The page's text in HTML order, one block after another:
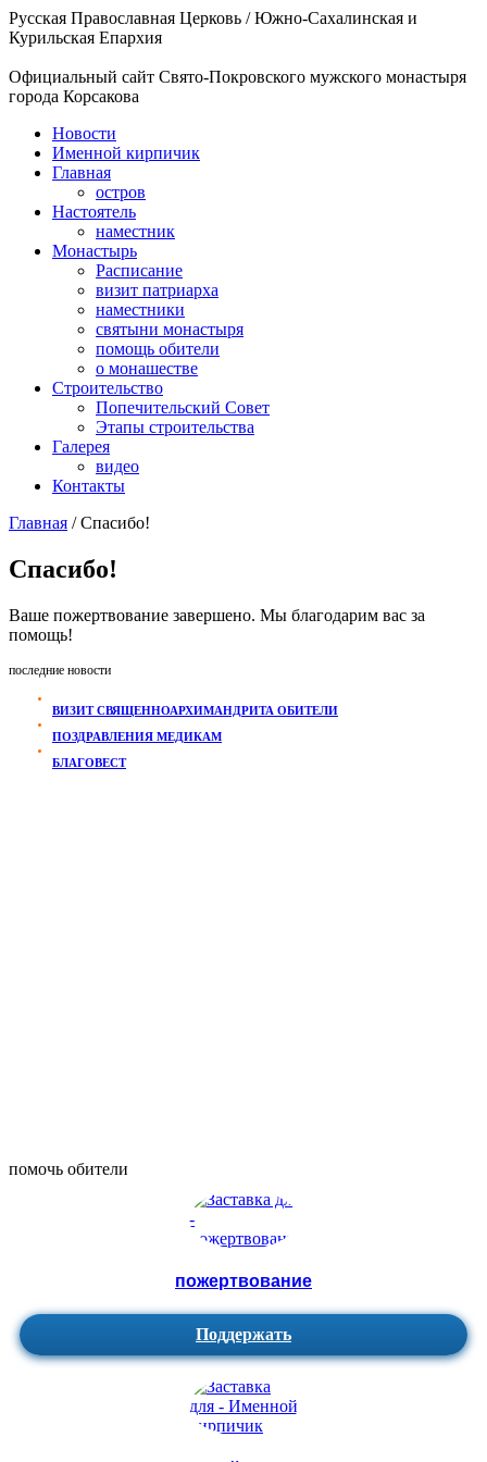
Русская Православная Церковь / Южно-Сахалинская и
Курильская Епархия
Официальный сайт Свято-Покровского мужского монастыря
города Корсакова
Новости
Именной кирпичик
Главная
остров
Настоятель
наместник
Монастырь
Расписание
визит патриарха
наместники
святыни монастыря
помощь обители
о монашестве
Строительство
Попечительский Совет
Этапы строительства
Галерея
видео
Контакты
Главная /Спасибо!
Спасибо!
Ваше пожертвование завершено. Мы благодарим вас за
помощь!
последние новости
ВИЗИТ СВЯЩЕННОАРХИМАНДРИТА ОБИТЕЛИ
ПОЗДРАВЛЕНИЯ МЕДИКАМ
БЛАГОВЕСТ
помочь обители
пожертвование
Поддержать